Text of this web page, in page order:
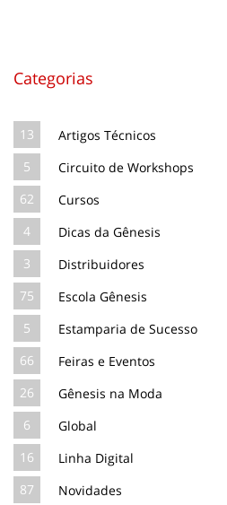
Categorias
13
Artigos Técnicos
5
Circuito de Workshops
62
Cursos
4
Dicas da Gênesis
3
Distribuidores
75
Escola Gênesis
5
Estamparia de Sucesso
66
Feiras e Eventos
26
Gênesis na Moda
6
Global
16
Linha Digital
87
Novidades